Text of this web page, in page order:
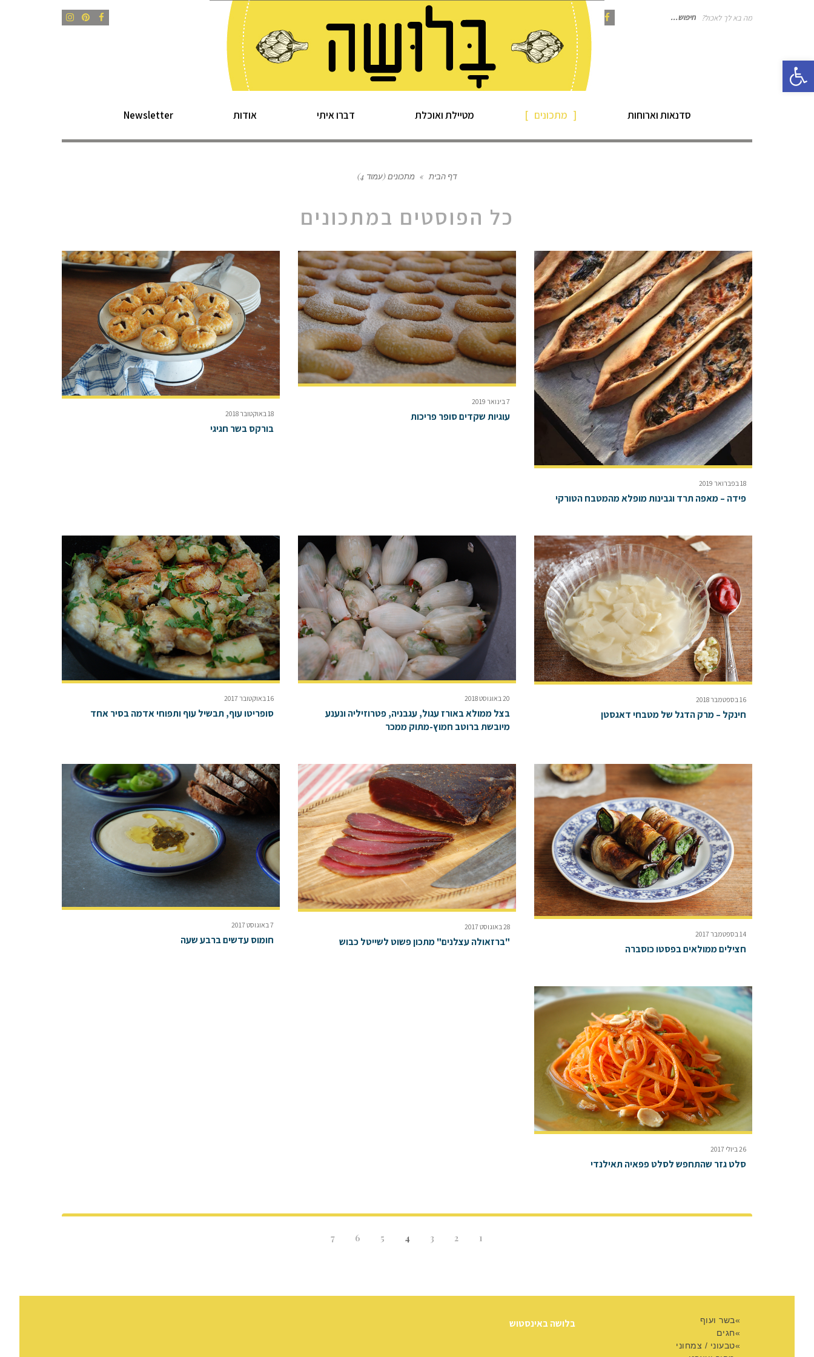
פתח סרגל נגישות
מה בא לך לאכול? חיפוש Facebook
Pinterest
Instagram
Facebook
Pinterest
Instagram
סדנאות וארוחות מתכונים מטיילת ואוכלת דברו איתי אודות Newsletter
דף הבית » מתכונים (עמוד 4)
כל הפוסטים במתכונים
18 בפברואר 2019
פידה – מאפה תרד וגבינות מופלא מהמטבח הטורקי
7 בינואר 2019
עוגיות שקדים סופר פריכות 18 באוקטובר 2018
בורקס בשר חגיגי
16 בספטמבר 2018
חינקל – מרק הדגל של מטבחי דאגסטן
20 באוגוסט 2018
בצל ממולא באורז עגול, עגבניה, פטרוזיליה ונענע
מיובשת ברוטב חמוץ-מתוק ממכר
16 באוקטובר 2017
סופריטו עוף, תבשיל עוף ותפוחי אדמה בסיר אחד
14 בספטמבר 2017
חצילים ממולאים בפסטו כוסברה
28 באוגוסט 2017
"ברזאולה עצלנים" מתכון פשוט לשייטל כבוש
7 באוגוסט 2017
חומוס עדשים ברבע שעה
26 ביולי 2017
סלט גזר שהתחפש לסלט פפאיה תאילנדי
1
2
3
4
5
6
7
בשר ועוף
חגים
טבעוני / צמחוני
בלושה באינסטוש